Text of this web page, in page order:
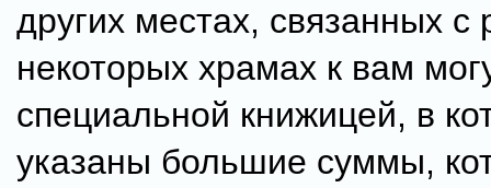
других местах, связанных с
некоторых храмах к вам
специальной книжицей, в
указаны большие суммы,